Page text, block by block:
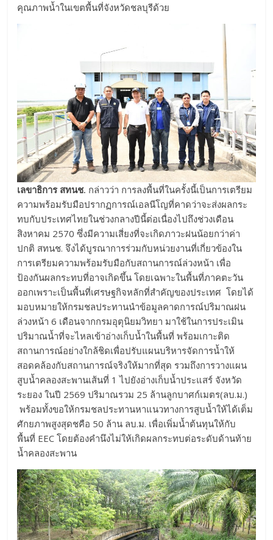
คุณภาพน้ำในเขตพื้นที่จังหวัดชลบุรีด้วย
เลขาธิการ สทนช. กล่าวว่า การลงพื้นที่ในครั้งนี้เป็นการเตรียม
ความพร้อมรับมือปรากฏการณ์เอลนีโญที่คาดว่าจะส่งผลกระ
ทบกับประเทศไทยในช่วงกลางปีนี้ต่อเนื่องไปถึงช่วงเดือน
สิงหาคม 2570 ซึ่งมีความเสี่ยงที่จะเกิดภาวะฝนน้อยกว่าค่า
ปกติ สทนช. จึงได้บูรณาการร่วมกับหน่วยงานที่เกี่ยวข้องใน
การเตรียมความพร้อมรับมือกับสถานการณ์ล่วงหน้า เพื่อ
ป้องกันผลกระทบที่อาจเกิดขึ้น โดยเฉพาะในพื้นที่ภาคตะวัน
ออกเพราะเป็นพื้นที่เศรษฐกิจหลักที่สำคัญของประเทศ โดยได้
มอบหมายให้กรมชลประทานนำข้อมูลคาดการณ์ปริมาณฝน
ล่วงหน้า 6 เดือนจากกรมอุตุนิยมวิทยา มาใช้ในการประเมิน
ปริมาณน้ำที่จะไหลเข้าอ่างเก็บน้ำในพื้นที่ พร้อมเกาะติด
สถานการณ์อย่างใกล้ชิดเพื่อปรับแผนบริหารจัดการน้ำให้
สอดคล้องกับสถานการณ์จริงให้มากที่สุด รวมถึงการวางแผน
สูบน้ำคลองสะพานเส้นที่ 1 ไปยังอ่างเก็บน้ำประแสร์ จังหวัด
ระยอง ในปี 2569 ปริมาณรวม 25 ล้านลูกบาศก์เมตร(ลบ.ม.)
พร้อมทั้งขอให้กรมชลประทานหาแนวทางการสูบน้ำให้ได้เต็ม
ศักยภาพสูงสุดชคือ 50 ล้าน ลบ.ม. เพื่อเพิ่มน้ำต้นทุนให้กับ
พื้นที่ EEC โดยต้องคำนึงไม่ให้เกิดผลกระทบต่อระดับด้านท้าย
น้ำคลองสะพาน